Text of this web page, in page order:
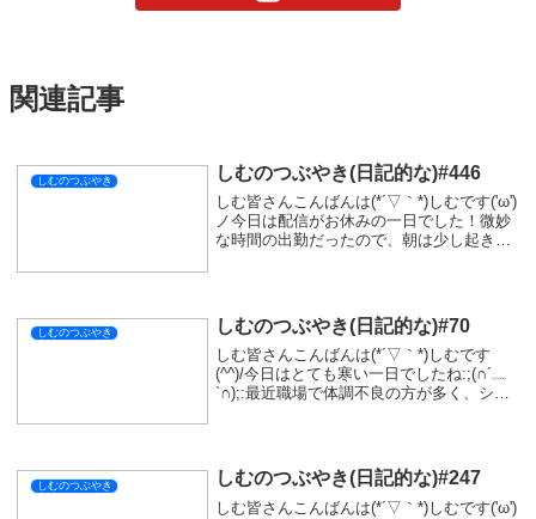
関連記事
しむのつぶやき しむのつぶやき(日記的な)#446
しむ皆さんこんばんは(*´▽｀*)しむです('ω')
ノ今日は配信がお休みの一日でした！微妙
な時間の出勤だったので、朝は少し起きる
しむのつぶやき しむのつぶやき(日記的な)#70
しむ皆さんこんばんは(*´▽｀*)しむです
(^^)/今日はとても寒い一日でしたね:;(∩´﹏
`∩);:最近職場で体調不良の方が多く、シフ
しむのつぶやき しむのつぶやき(日記的な)#247
しむ皆さんこんばんは(*´▽｀*)しむです('ω')